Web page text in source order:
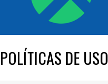
POLÍTICAS DE USO